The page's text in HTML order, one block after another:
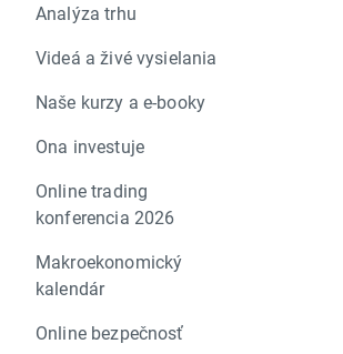
Analýza trhu
Videá a živé vysielania
Naše kurzy a e-booky
Ona investuje
Online trading
konferencia 2026
Makroekonomický
kalendár
Online bezpečnosť